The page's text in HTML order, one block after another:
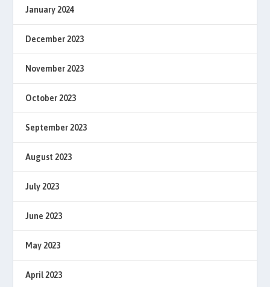
January 2024
December 2023
November 2023
October 2023
September 2023
August 2023
July 2023
June 2023
May 2023
April 2023